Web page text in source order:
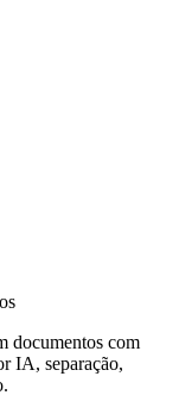
documentos com
IA, separação,